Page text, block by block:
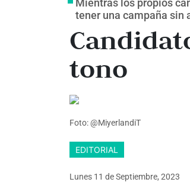
Mientras los propios
tener una campaña sin
tono
Foto: @MiyerlandiT
EDITORIAL
Lunes 11 deSeptiembre, 2023